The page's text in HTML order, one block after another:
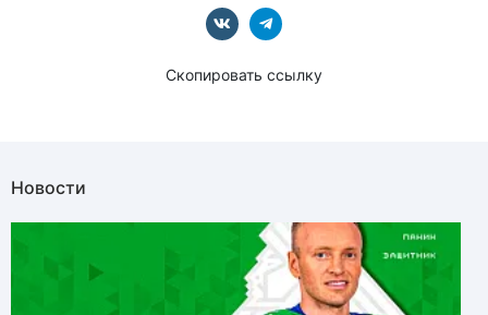
Скопировать ссылку
Новости